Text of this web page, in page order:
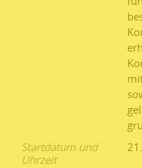
Startdatum und
Uhrzeit